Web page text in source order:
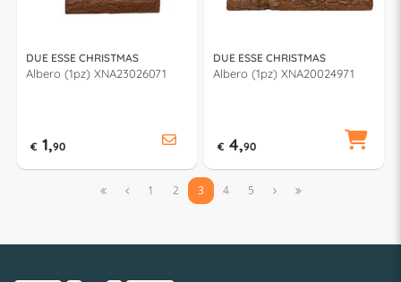
DUE ESSE CHRISTMAS
Albero (1pz) XNA23026071
€ 1,90
DUE ESSE CHRISTMAS
Albero (1pz) XNA20024971
€ 4,90
  1 2 3 4 5  